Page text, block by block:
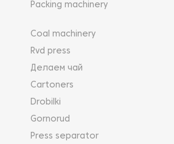
Packing machinery
Coal machinery
Rvd press
Делаем чай
Cartoners
Drobilki
Gornorud
Press separator